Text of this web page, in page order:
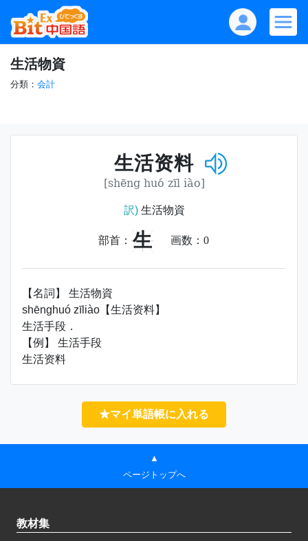
生活物資
分類： 会計
生活资料
[shēng huó zīl iào]
訳)生活物資
部首： 生 画数： 0
【名詞】 生活物資
shēnghuó zīliào【生活资料】
生活手段．
【例】 生活手段
生活资料
★マイ単語帳に入れる
▲
ページトップへ
教材集